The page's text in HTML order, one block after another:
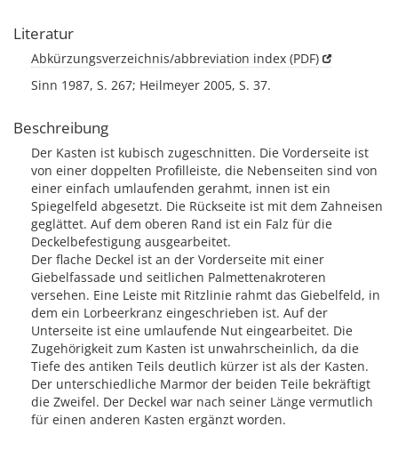
Literatur
Abkürzungsverzeichnis/abbreviation index (PDF)
Sinn 1987, S. 267; Heilmeyer 2005, S. 37.
Beschreibung
Der Kasten ist kubisch zugeschnitten. Die Vorderseite ist
von einer doppelten Profilleiste, die Nebenseiten sind von
einer einfach umlaufenden gerahmt, innen ist ein
Spiegelfeld abgesetzt. Die Rückseite ist mit dem Zahneisen
geglättet. Auf dem oberen Rand ist ein Falz für die
Deckelbefestigung ausgearbeitet.
Der flache Deckel ist an der Vorderseite mit einer
Giebelfassade und seitlichen Palmettenakroteren
versehen. Eine Leiste mit Ritzlinie rahmt das Giebelfeld, in
dem ein Lorbeerkranz eingeschrieben ist. Auf der
Unterseite ist eine umlaufende Nut eingearbeitet. Die
Zugehörigkeit zum Kasten ist unwahrscheinlich, da die
Tiefe des antiken Teils deutlich kürzer ist als der Kasten.
Der unterschiedliche Marmor der beiden Teile bekräftigt
die Zweifel. Der Deckel war nach seiner Länge vermutlich
für einen anderen Kasten ergänzt worden.